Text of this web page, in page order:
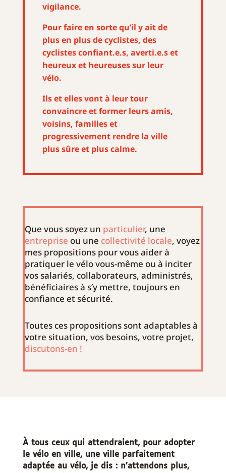
vigilance.
Pour faire en sorte qu’il y ait de
plus en plus de cyclistes, des
cyclistes confiant.e.s, averti.e.s et
heureux et heureuses sur leur
vélo.
Ils et elles vont à leur tour
convaincre et former leurs amis,
voisins, familles et
progressivement rendre la ville
plus sûre et plus calme.
Que vous soyez un particulier, une
entreprise ou une collectivité locale, voyez
mes propositions pour vous aider à
pratiquer le vélo vous-même ou à inciter
vos salariés, collaborateurs, administrés,
bénéficiaires à s’y mettre, toujours en
confiance et sécurité.
Toutes ces propositions sont adaptables à
votre situation, vos besoins, votre projet,
discutons-en !
À tous ceux qui attendraient, pour adopter
le vélo en ville, une ville parfaitement
adaptée au vélo, je dis : n’attendons plus,